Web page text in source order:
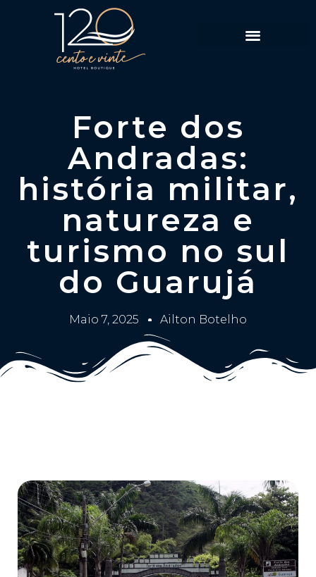
Forte dos
Andradas:
história militar,
natureza e
turismo no sul
do Guarujá
Maio 7, 2025 Ailton Botelho